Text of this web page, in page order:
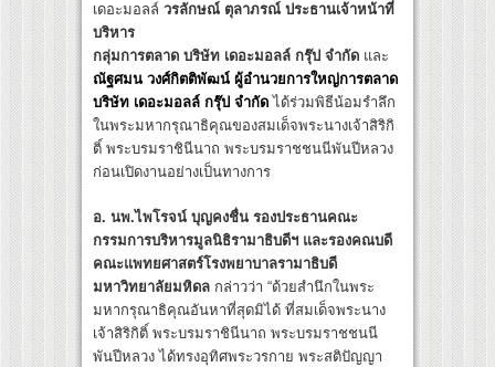
เดอะมอลล์ วรลักษณ์ ตุลาภรณ์ ประธานเจ้าหน้าที่
บริหาร
กลุ่มการตลาด บริษัท เดอะมอลล์ กรุ๊ป จำกัด และ
ณัฐศมน วงศ์กิตติพัฒน์ ผู้อำนวยการใหญ่การตลาด
บริษัท เดอะมอลล์ กรุ๊ป จำกัดได้ร่วมพิธีน้อมรำลึก
ในพระมหากรุณาธิคุณของสมเด็จพระนางเจ้าสิริกิ
ติ์ พระบรมราชินีนาถ พระบรมราชชนนีพันปีหลวง
ก่อนเปิดงานอย่างเป็นทางการ
อ. นพ.ไพโรจน์ บุญคงชื่น รองประธานคณะ
กรรมการบริหารมูลนิธิรามาธิบดีฯ และรองคณบดี
คณะแพทยศาสตร์โรงพยาบาลรามาธิบดี
มหาวิทยาลัยมหิดล กล่าวว่า “ด้วยสำนึกในพระ
มหากรุณาธิคุณอันหาที่สุดมิได้ ที่สมเด็จพระนาง
เจ้าสิริกิติ์ พระบรมราชินีนาถ พระบรมราชชนนี
พันปีหลวง ได้ทรงอุทิศพระวรกาย พระสติปัญญา